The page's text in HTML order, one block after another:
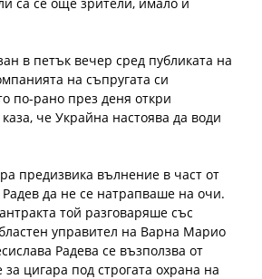
в петък вечер сред публиката на
на съпругата си
по-рано през деня откри
че Украйна настоява да води
предизвика вълнение в част от
да не се натрапваше на очи.
той разговаряше със
управител на Варна Марио
Радева се възползва от
цигара под строгата охрана на